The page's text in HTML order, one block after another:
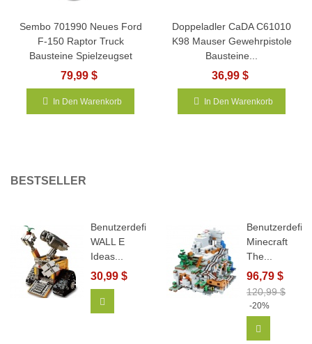
Sembo 701990 Neues Ford
F-150 Raptor Truck
Bausteine Spielzeugset
79,99 $
In Den Warenkorb
Doppeladler CaDA C61010
K98 Mauser Gewehrpistole
Bausteine...
36,99 $
In Den Warenkorb
BESTSELLER
Benutzerdefiniertes
WALL E
Ideas...
30,99 $
Minecraft
The...
96,79 $
120,99 $
-20%